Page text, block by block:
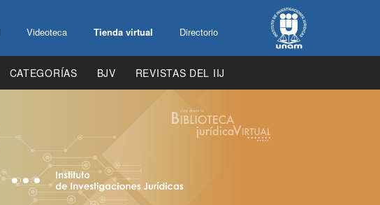
Videoteca Tienda virtual Directorio
CATEGORÍAS BJV REVISTAS DEL IIJ